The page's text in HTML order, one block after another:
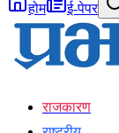
होम ई-पेपर
राजकारण